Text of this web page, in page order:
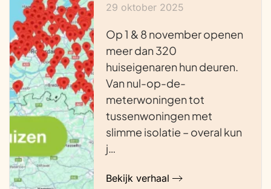
29 oktober 2025
Op 1 & 8 november openen
meer dan 320
huiseigenaren hun deuren.
Van nul-op-de-
meterwoningen tot
tussenwoningen met
slimme isolatie – overal kun
j…
Bekijk verhaal